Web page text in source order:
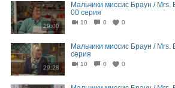
29:00
Мальчики миссис Браун / Mrs.
00 серия
10 0 0
29:28
Мальчики миссис Браун / Mrs.
серия
10 0 0